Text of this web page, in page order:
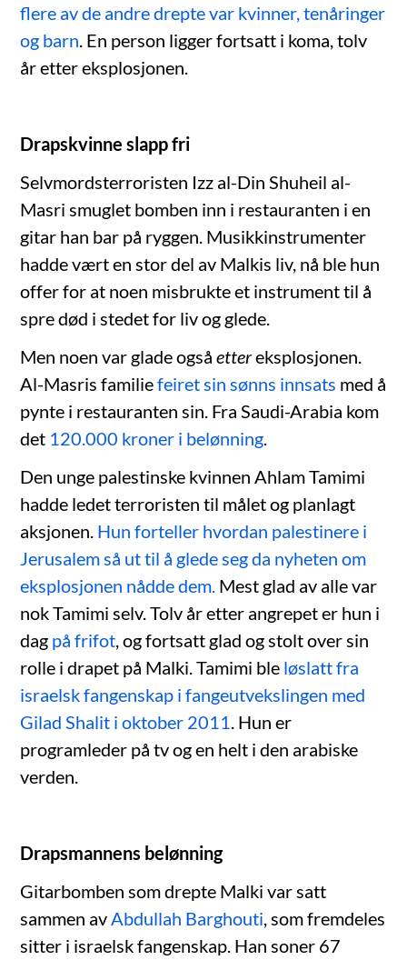
flere av de andre drepte var kvinner, tenåringer
og barn . En person ligger fortsatt i koma, tolv
år etter eksplosjonen.
Drapskvinne slapp fri
Selvmordsterroristen Izz al-Din Shuheil al-
Masri smuglet bomben inn i restauranten i en
gitar han bar på ryggen. Musikkinstrumenter
hadde vært en stor del av Malkis liv, nå ble hun
offer for at noen misbrukte et instrument til å
spre død i stedet for liv og glede.
Men noen var glade ogsåettereksplosjonen.
Al-Masris familiefeiret sin sønns innsats med å
pynte i restauranten sin. Fra Saudi-Arabia kom
det 120.000 kroner i belønning
Den unge palestinske kvinnen Ahlam Tamimi
hadde ledet terroristen til målet og planlagt
aksjonen. Hun forteller hvordan palestinere i
Jerusalem så ut til å glede seg da nyheten om
eksplosjonen nådde dem. Mest glad av alle var
nok Tamimi selv. Tolv år etter angrepet er hun i
dag på frifot , og fortsatt glad og stolt over sin
rolle i drapet på Malki. Tamimi ble løslatt fra
israelsk fangenskap i fangeutvekslingen med
Gilad Shalit i oktober 2011 . Hun er
programleder på tv og en helt i den arabiske
verden.
Drapsmannens belønning
Gitarbomben som drepte Malki var satt
sammen av Abdullah Barghouti , som fremdeles
sitter i israelsk fangenskap. Han soner 67